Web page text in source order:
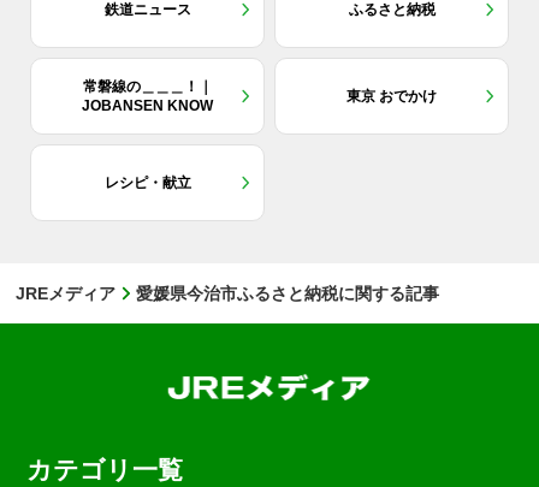
鉄道ニュース ふるさと納税
常磐線の＿＿＿！｜
JOBANSEN KNOW
東京 おでかけ
レシピ・献立
JREメディア 愛媛県今治市ふるさと納税に関する記事
カテゴリ一覧